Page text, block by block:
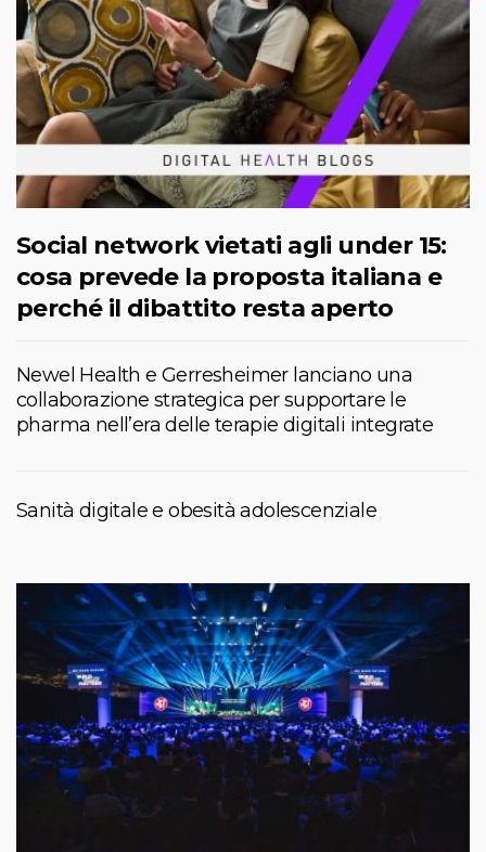
Social network vietati agli under 15:
cosa prevede la proposta italiana e
perché il dibattito resta aperto
Newel Health e Gerresheimer lanciano una
collaborazione strategica per supportare le
pharma nell’era delle terapie digitali integrate
Sanità digitale e obesità adolescenziale